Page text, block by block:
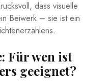
dass visuelle
Beiwerk ⁢– sie ist ein​
Für wen ist
geeignet?